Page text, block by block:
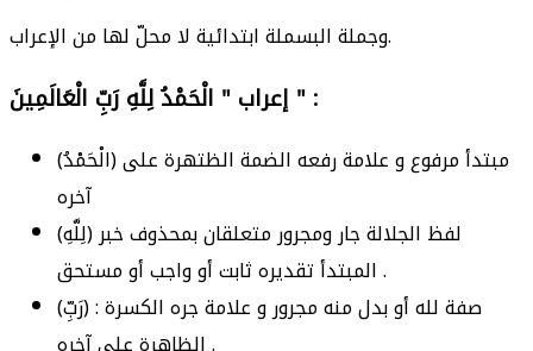
وجملة البسملة ابتدائية لا محلّ لها من الإعراب.
إعراب " الْحَمْدُ لِلَّهِ رَبِّ الْعَالَمِينَ " :
(الْحَمْدُ) مبتدأ مرفوع و علامة رفعه الضمة الظتهرة على
آخره
(لِلَّهِ) لفظ الجلالة جار ومجرور متعلقان بمحذوف خبر
المبتدأ تقديره ثابت أو واجب أو مستحق .
(رَبِّ) : صفة لله أو بدل منه مجرور و علامة جره الكسرة